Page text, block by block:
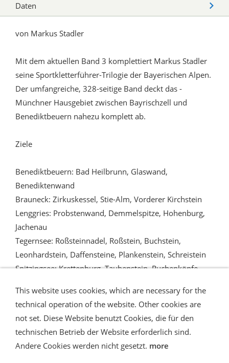
Daten
von Markus Stadler
Mit dem aktuellen Band 3 komplettiert Markus Stadler
seine Sportkletterführer-Trilogie der Bayerischen Alpen.
Der umfangreiche, 328-seitige Band deckt das -
Münchner Hausgebiet zwischen Bayrischzell und
Benediktbeuern nahezu komplett ab.
Ziele
Benediktbeuern: Bad Heilbrunn, Glaswand,
Benediktenwand
Brauneck: Zirkuskessel, Stie-Alm, Vorderer Kirchstein
Lenggries: Probstenwand, Demmelspitze, Hohenburg,
Jachenau
Tegernsee: Roßsteinnadel, Roßstein, Buchstein,
Leonhardstein, Daffensteine, Plankenstein, Schreistein
Spitzingsee: Krettenburg, Taubenstein, Ruchenköpfe
Shipping and Payment
AGB / Terms
Widerrufsrecht
Datenschutz
Verbraucherhinweise
Contact us
This website uses cookies, which are necessary for the
technical operation of the website. Other cookies are
not set. Diese Website benutzt Cookies, die für den
technischen Betrieb der Website erforderlich sind.
Andere Cookies werden nicht gesetzt. more